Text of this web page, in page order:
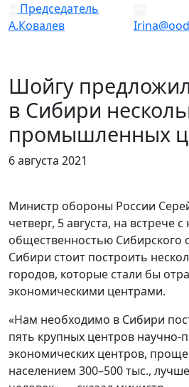
Председатель
А.Ковалев
Шойгу
в Сибири
промышленных
6 августа 2021
Министр обороны России
четверг, 5 августа, на встрече
общественностью Сибирского
Сибири стоит построить
городов, которые стали бы
экономическими центрами.
«Нам необходимо в Сибири
пять крупных центров
экономических центров,
населением 300–500 тыс.,